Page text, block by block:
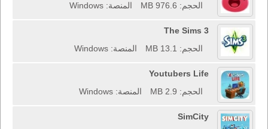
الحجم: 976.6 MB
المنصة: Windows
The Sims 3
الحجم: 13.1 MB
المنصة: Windows
Youtubers Life
الحجم: 2.9 MB
المنصة: Windows
SimCity